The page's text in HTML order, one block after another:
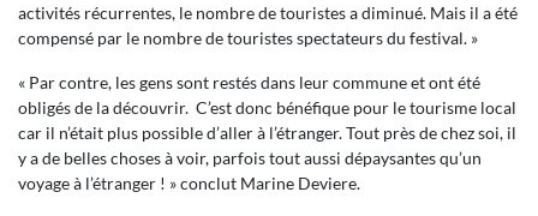
activités récurrentes, le nombre de touristes a diminué. Mais il a été
compensé par le nombre de touristes spectateurs du festival. »
« Par contre, les gens sont restés dans leur commune et ont été
obligés de la découvrir. C’est donc bénéfique pour le tourisme local
car il n’était plus possible d’aller à l’étranger. Tout près de chez soi, il
y a de belles choses à voir, parfois tout aussi dépaysantes qu’un
voyage à l’étranger ! » conclut Marine Deviere.